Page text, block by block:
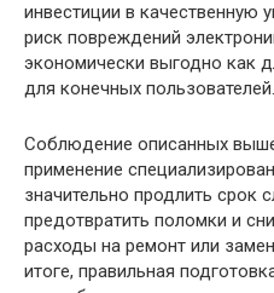
инвестиции в качественную
риск повреждений
экономически выгодно как
для конечных пользователей.
Соблюдение описанных
применение
значительно продлить срок
предотвратить поломки и
расходы на ремонт или
итоге, правильная